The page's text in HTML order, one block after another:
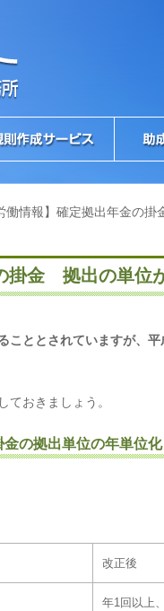
働情報】確定拠出年金の
掛金 拠出の単位
こととされていますが、
おきましょう。
の拠出単位の年単位
改正後
年1回以上